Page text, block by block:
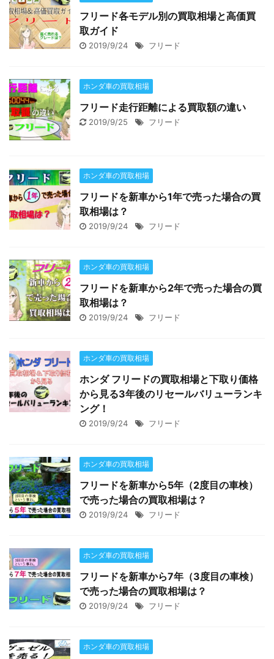
フリード各モデル別の買取相場と高価買
取ガイド
2019/9/24 フリード
ホンダ車の買取相場
フリード走行距離による買取額の違い
2019/9/25 フリード
ホンダ車の買取相場
フリードを新車から1年で売った場合の買
取相場は？
2019/9/24 フリード
ホンダ車の買取相場
フリードを新車から2年で売った場合の買
取相場は？
2019/9/24 フリード
ホンダ車の買取相場
ホンダ フリードの買取相場と下取り価格
から見る3年後のリセールバリューランキ
ング！
2019/9/24 フリード
ホンダ車の買取相場
フリードを新車から5年（2度目の車検）
で売った場合の買取相場は？
2019/9/24 フリード
ホンダ車の買取相場
フリードを新車から7年（3度目の車検）
で売った場合の買取相場は？
2019/9/24 フリード
ホンダ車の買取相場